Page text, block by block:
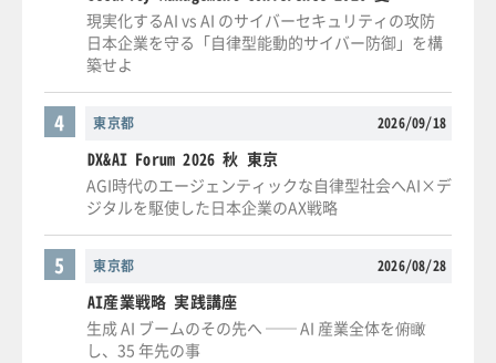
現実化するAI vs AI のサイバーセキュリティの攻防
日本企業を守る「自律型能動的サイバー防御」を構
築せよ
東京都 2026/09/18
4
DX&AI Forum 2026 秋 東京
AGI時代のエージェンティックな自律型社会へAI×デ
ジタルを駆使した日本企業のAX戦略
東京都 2026/08/28
5
AI産業戦略 実践講座
生成 AI ブームのその先へ ── AI 産業全体を俯瞰
し、35 年先の事